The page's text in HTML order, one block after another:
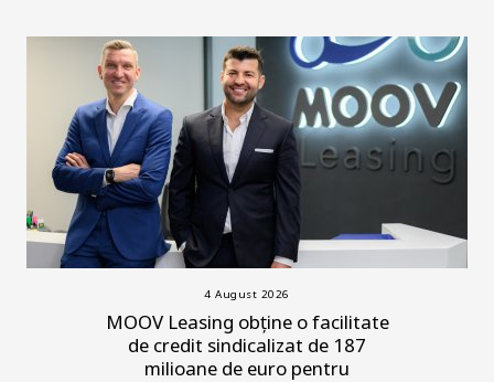
4 August 2026
MOOV Leasing obține o facilitate
de credit sindicalizat de 187
milioane de euro pentru